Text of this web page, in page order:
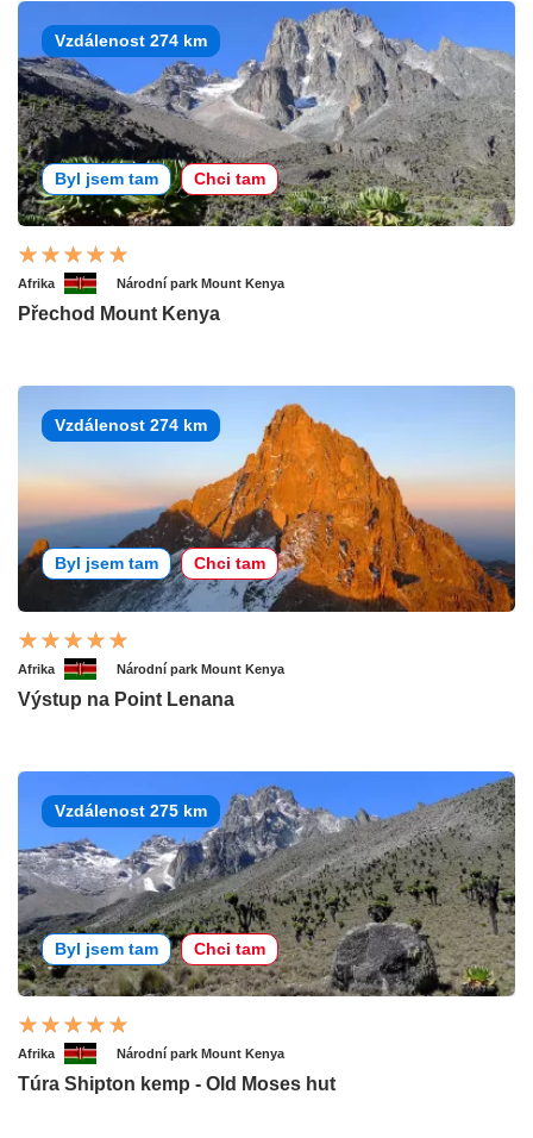
Vzdálenost 274 km
Byl jsem tam Chci tam
Afrika Národní park Mount Kenya
Přechod Mount Kenya
Vzdálenost 274 km
Byl jsem tam Chci tam
Afrika Národní park Mount Kenya
Výstup na Point Lenana
Vzdálenost 275 km
Byl jsem tam Chci tam
Afrika Národní park Mount Kenya
Túra Shipton kemp - Old Moses hut